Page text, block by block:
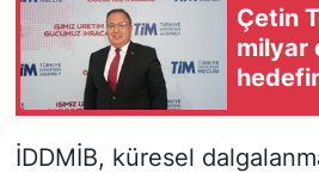
Çetin
milyar
İDDMİB, küresel